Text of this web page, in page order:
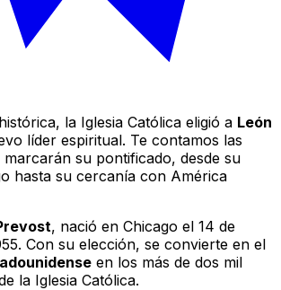
la Iglesia Católica eligió a León
líder espiritual. Te contamos las
marcarán su pontificado, desde su
hasta su cercanía con América
, nació en Chicago el 14 de
Con su elección, se convierte en el
en los más de dos mil
la Iglesia Católica.